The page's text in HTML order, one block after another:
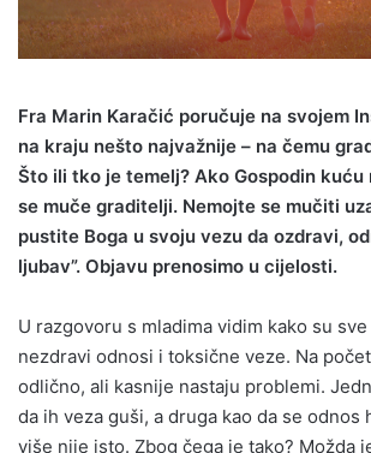
Fra Marin Karačić poručuje na svojem
na kraju nešto najvažnije – na čemu
Što ili tko je temelj? Ako Gospodin kuću
se muče graditelji. Nemojte se mučiti
pustite Boga u svoju vezu da ozdravi,
ljubav”. Objavu prenosimo u cijelosti.
U razgovoru s mladima vidim kako su
nezdravi odnosi i toksične veze. Na
odlično, ali kasnije nastaju problemi.
da ih veza guši, a druga kao da se odnos
više nije isto. Zbog čega je tako? Možda